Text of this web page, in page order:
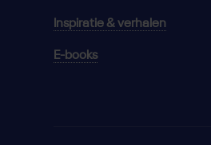
Inspiratie & verhalen
E-books